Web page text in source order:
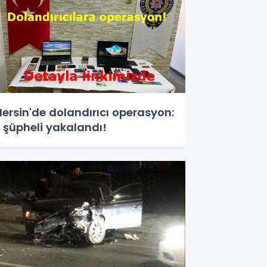
dolandırıcı operasyon:
şüpheli yakalandı!